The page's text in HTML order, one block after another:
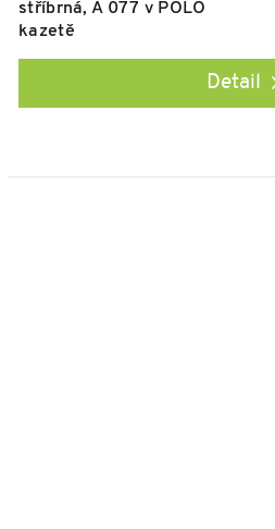
stříbrná, A 077 v POLO
kazetě
Detail